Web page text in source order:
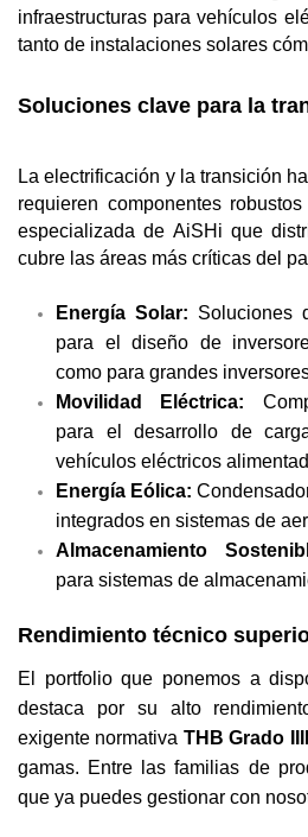
infraestructuras para vehículos
tanto de instalaciones solares
Soluciones clave para la
La electrificación y la transición
requieren componentes
especializada de AiSHi que
cubre las áreas más críticas del
Energía Solar: Soluciones
para el diseño de
como para grandes
Movilidad Eléctrica:
para el desarrollo de
vehículos eléctricos
Energía Eólica:
integrados en sistemas de
Almacenamiento
para sistemas de
Rendimiento técnico
El portfolio que ponemos a
destaca por su alto
exigente normativa THB Grado
gamas. Entre las familias de
que ya puedes gestionar con